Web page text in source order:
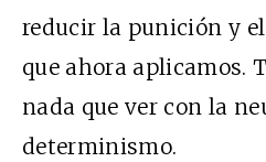
reducir la punición y
que ahora aplicamos.
nada que ver con la
determinismo.